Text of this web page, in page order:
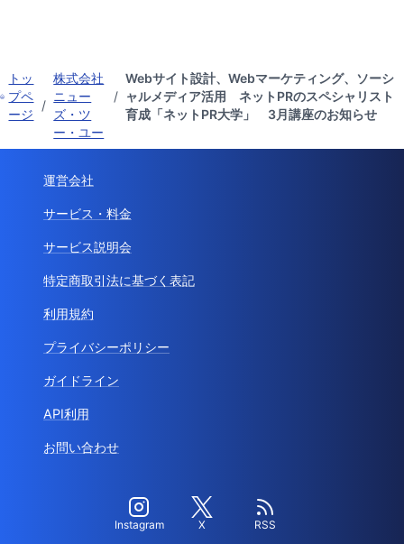
トッ
プペ
ージ
/
株式会社
ニュー
ズ・ツ
ー・ユー
/
Webサイト設計、Webマーケティング、ソーシ
ャルメディア活用 ネットPRのスペシャリスト
育成「ネットPR大学」 3月講座のお知らせ
運営会社
サービス・料金
サービス説明会
特定商取引法に基づく表記
利用規約
プライバシーポリシー
ガイドライン
API利用
お問い合わせ
Instagram X RSS